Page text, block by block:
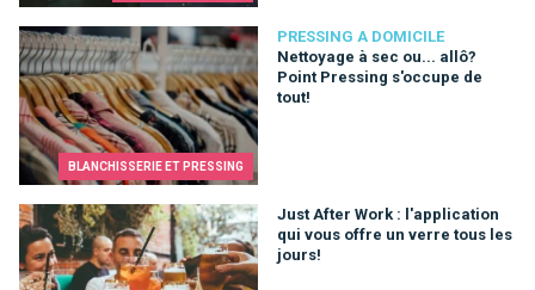
BLANCHISSERIE ET PRESSING
PRESSING A DOMICILE
Nettoyage à sec ou... allô?
Point Pressing s'occupe de
tout!
Nettoyage à sec ou... allô? Point Pressing s'occupe de tout!
Just After Work : l'application
qui vous offre un verre tous les
jours!
Just After Work : l'application qui vous offre un verre tous les